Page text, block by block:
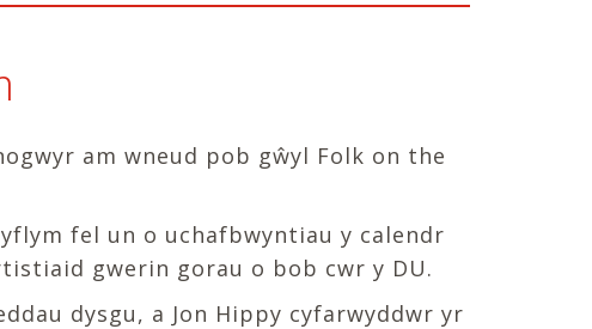
am wneud pob gŵyl Folk on the
fel un o uchafbwyntiau y calendr
gwerin gorau o bob cwr y DU.
dysgu, a Jon Hippy cyfarwyddwr yr